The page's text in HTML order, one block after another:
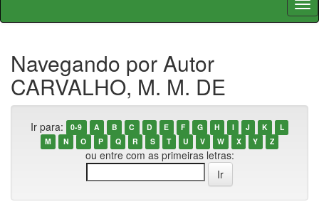
Navegando por Autor
CARVALHO, M. M. DE
Ir para: 0-9 A B C D E F G H I J K
L
M
N O P Q R S T U V W X Y Z
ou entre com as primeiras letras: